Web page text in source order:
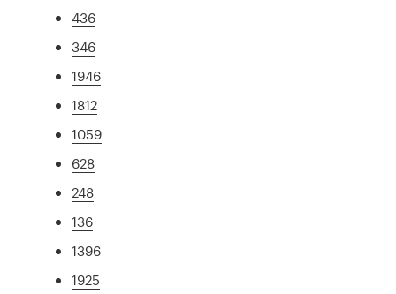
436
346
1946
1812
1059
628
248
136
1396
1925